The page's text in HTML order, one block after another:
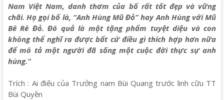
Nam Việt Nam, danh thơm của bố rất tốt đẹp và vững
chãi. Họ gọi bố là, “Anh Hùng Mũ Đỏ” hay Anh Hùng với Mũ
Bê Rê Đỏ. Đó quả là một tặng phẩm tuyệt diệu và con
không thể nghĩ ra được bất cứ điều gì thích hợp hơn nữa
để mô tả một người đã sống một cuộc đời thực sự anh
hùng.”
Trích : Ai điếu của Trưởng nam Bùi Quang trước linh cữu TT
Bùi Quyền